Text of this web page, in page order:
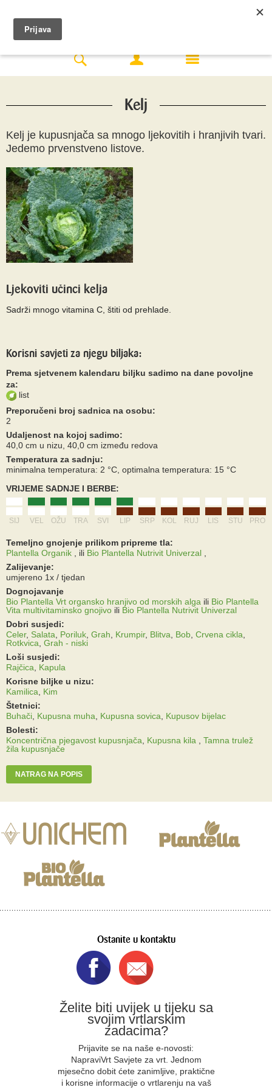
Kelj
Kelj je kupusnjača sa mnogo ljekovitih i hranjivih tvari.
Jedemo prvenstveno listove.
Ljekoviti učinci kelja
Sadrži mnogo vitamina C, štiti od prehlade.
Korisni savjeti za njegu biljaka:
Prema sjetvenem kalendaru biljku sadimo na dane povoljne
za:
list
Preporučeni broj sadnica na osobu:
2
Udaljenost na kojoj sadimo:
40,0 cm u nizu, 40,0 cm između redova
Temperatura za sadnju:
minimalna temperatura: 2 °C, optimalna temperatura: 15 °C
VRIJEME SADNJE I BERBE:
SIJ VEL OŽU TRA SVI LIP SRP KOL RUJ LIS STU PRO
Temeljno gnojenje prilikom pripreme tla:
Plantella Organik
ili Bio Plantella Nutrivit Univerzal
Zalijevanje:
umjereno 1x / tjedan
Dognojavanje
Bio Plantella Vrt organsko hranjivo od morskih alga ili Bio Plantella
Vita multivitaminsko gnojivo ili Bio Plantella Nutrivit Univerzal
Dobri susjedi:
Celer, Salata Poriluk Grah Krumpir, Blitva Bob Crvena cikla
Rotkvica Grah - niski
Loši susjedi:
Rajčica
Kapula
Korisne biljke u nizu:
Kamilica
Kim
Štetnici:
Buhači Kupusna muha Kupusna sovica
Kupusov bijelac
Bolesti:
Koncentrična pjegavost kupusnjača
Kupusna kila
Tamna trulež
žila kupusnjače
NATRAG NA POPIS
Ostanite u kontaktu
Želite biti uvijek u tijeku sa
svojim vrtlarskim
zadacima?
Prijavite se na naše e-novosti:
NapraviVrt Savjete za vrt. Jednom
mjesečno dobit ćete zanimljive, praktične
i korisne informacije o vrtlarenju na vaš